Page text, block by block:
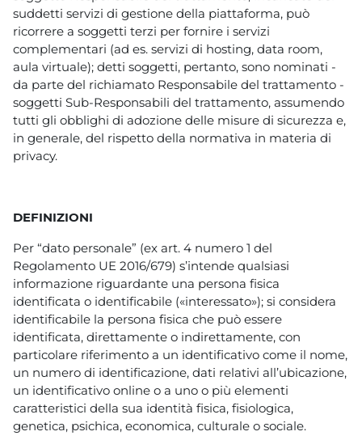
suddetti servizi di gestione della piattaforma, può
ricorrere a soggetti terzi per fornire i servizi
complementari (ad es. servizi di hosting, data room,
aula virtuale); detti soggetti, pertanto, sono nominati -
da parte del richiamato Responsabile del trattamento -
soggetti Sub-Responsabili del trattamento, assumendo
tutti gli obblighi di adozione delle misure di sicurezza e,
in generale, del rispetto della normativa in materia di
privacy.
DEFINIZIONI
Per “dato personale” (ex art. 4 numero 1 del
Regolamento UE 2016/679) s’intende qualsiasi
informazione riguardante una persona fisica
identificata o identificabile («interessato»); si considera
identificabile la persona fisica che può essere
identificata, direttamente o indirettamente, con
particolare riferimento a un identificativo come il nome,
un numero di identificazione, dati relativi all’ubicazione,
un identificativo online o a uno o più elementi
caratteristici della sua identità fisica, fisiologica,
genetica, psichica, economica, culturale o sociale.